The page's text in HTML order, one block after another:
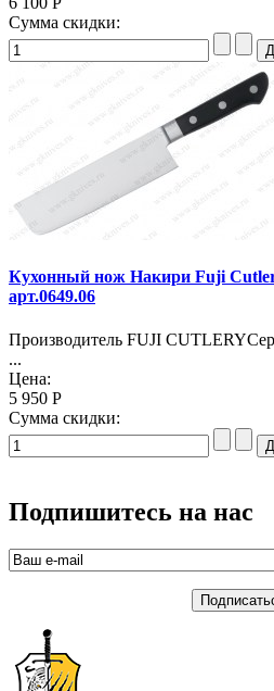
Сумма скидки:
Кухонный нож Накири Fuji
арт.0649.06
Производитель FUJI
...
Цена:
5 950 Р
Сумма скидки:
Подпишитесь на нас